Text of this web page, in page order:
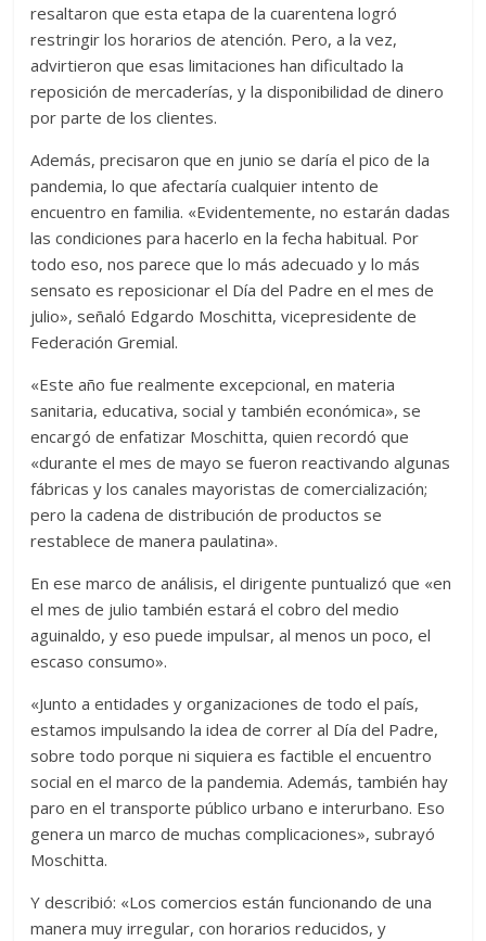
resaltaron que esta etapa de la cuarentena logró
restringir los horarios de atención. Pero, a la vez,
advirtieron que esas limitaciones han dificultado la
reposición de mercaderías, y la disponibilidad de dinero
por parte de los clientes.
Además, precisaron que en junio se daría el pico de la
pandemia, lo que afectaría cualquier intento de
encuentro en familia. «Evidentemente, no estarán dadas
las condiciones para hacerlo en la fecha habitual. Por
todo eso, nos parece que lo más adecuado y lo más
sensato es reposicionar el Día del Padre en el mes de
julio», señaló Edgardo Moschitta, vicepresidente de
Federación Gremial.
«Este año fue realmente excepcional, en materia
sanitaria, educativa, social y también económica», se
encargó de enfatizar Moschitta, quien recordó que
«durante el mes de mayo se fueron reactivando algunas
fábricas y los canales mayoristas de comercialización;
pero la cadena de distribución de productos se
restablece de manera paulatina».
En ese marco de análisis, el dirigente puntualizó que «en
el mes de julio también estará el cobro del medio
aguinaldo, y eso puede impulsar, al menos un poco, el
escaso consumo».
«Junto a entidades y organizaciones de todo el país,
estamos impulsando la idea de correr al Día del Padre,
sobre todo porque ni siquiera es factible el encuentro
social en el marco de la pandemia. Además, también hay
paro en el transporte público urbano e interurbano. Eso
genera un marco de muchas complicaciones», subrayó
Moschitta.
Y describió: «Los comercios están funcionando de una
manera muy irregular, con horarios reducidos, y